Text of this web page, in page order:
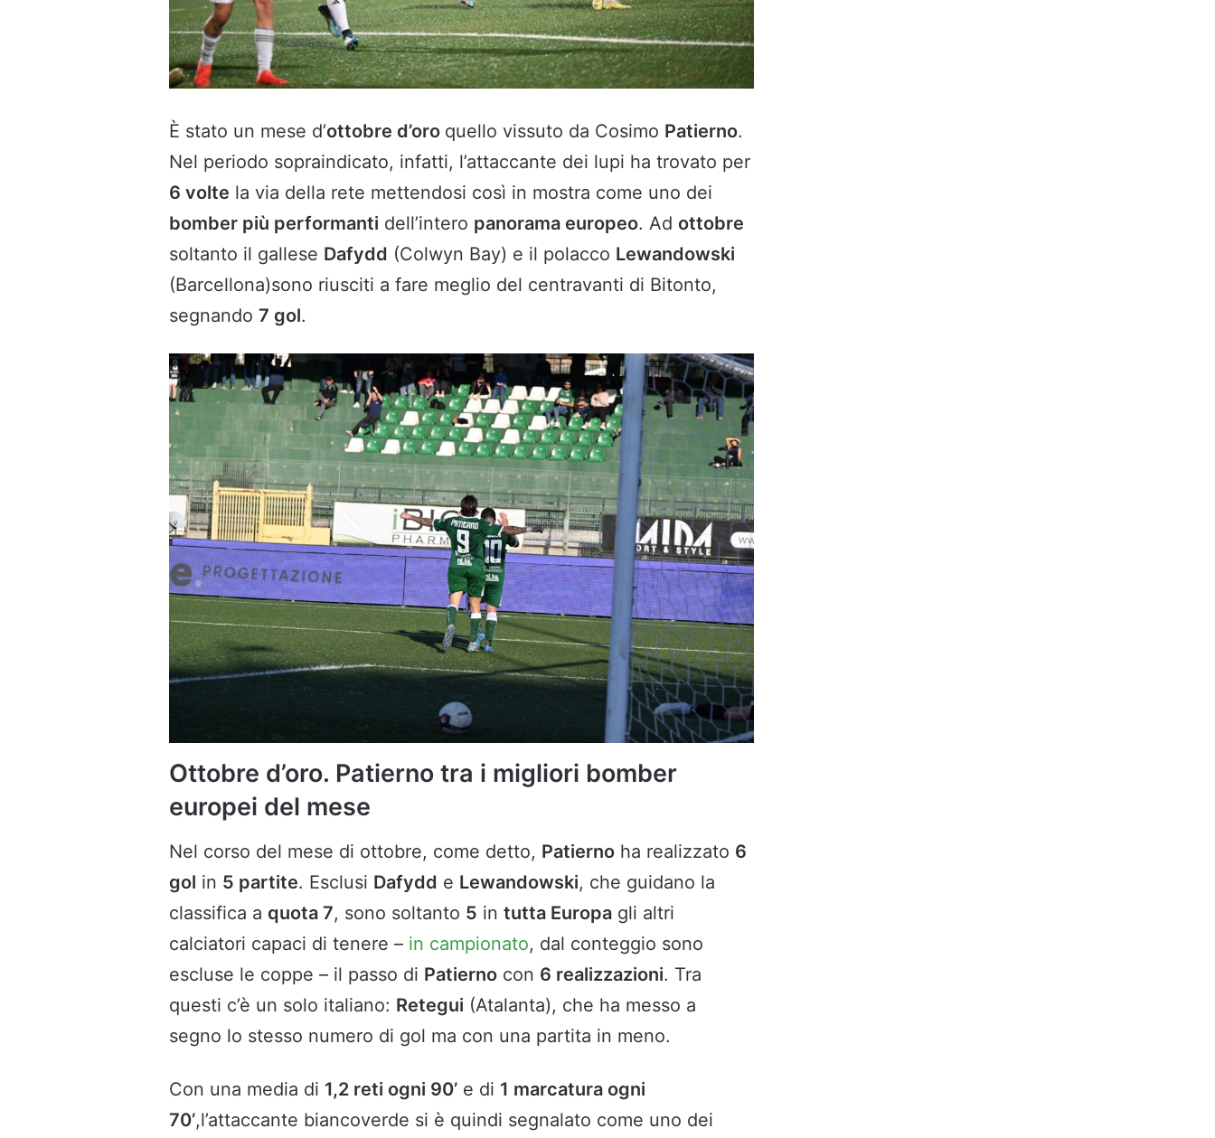
È stato un mese d’ottobre d’oro quello vissuto da Cosimo Patierno.
Nel periodo sopraindicato, infatti, l’attaccante dei lupi ha trovato per
6 volte la via della rete mettendosi così in mostra come uno dei
bomber più performanti dell’intero panorama europeo. Ad ottobre
soltanto il gallese Dafydd (Colwyn Bay) e il polacco Lewandowski
(Barcellona)sono riusciti a fare meglio del centravanti di Bitonto,
segnando 7 gol.
Ottobre d’oro. Patierno tra i migliori bomber
europei del mese
Nel corso del mese di ottobre, come detto, Patierno ha realizzato 6
gol in 5 partite. Esclusi Dafydd e Lewandowski, che guidano la
classifica a quota 7, sono soltanto 5 in tutta Europa gli altri
calciatori capaci di tenere – in campionato, dal conteggio sono
escluse le coppe – il passo di Patierno con 6 realizzazioni. Tra
questi c’è un solo italiano: Retegui (Atalanta), che ha messo a
segno lo stesso numero di gol ma con una partita in meno.
Con una media di 1,2 reti ogni 90’ e di 1 marcatura ogni
70’,l’attaccante biancoverde si è quindi segnalato come uno dei